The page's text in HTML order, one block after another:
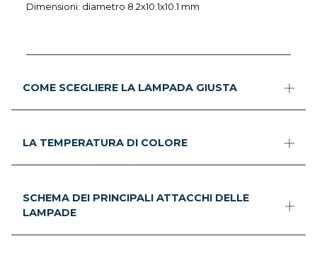
Dimensioni: diametro 8.2x10.1x10.1 mm
COME SCEGLIERE LA LAMPADA GIUSTA
LA TEMPERATURA DI COLORE
SCHEMA DEI PRINCIPALI ATTACCHI DELLE
LAMPADE